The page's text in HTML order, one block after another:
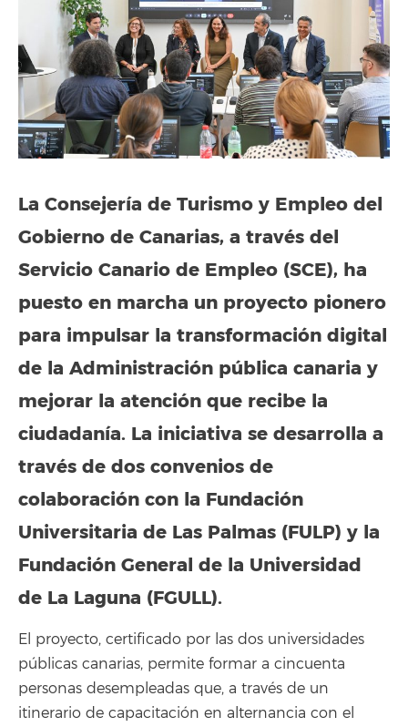
La Consejería de Turismo y Empleo del
Gobierno de Canarias, a través del
Servicio Canario de Empleo (SCE), ha
puesto en marcha un proyecto pionero
para impulsar la transformación digital
de la Administración pública canaria y
mejorar la atención que recibe la
ciudadanía. La iniciativa se desarrolla a
través de dos convenios de
colaboración con la Fundación
Universitaria de Las Palmas (FULP) y la
Fundación General de la Universidad
de La Laguna (FGULL).
El proyecto, certificado por las dos universidades
públicas canarias, permite formar a cincuenta
personas desempleadas que, a través de un
itinerario de capacitación en alternancia con el